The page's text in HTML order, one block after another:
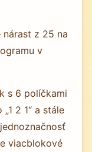
z 25 na
v
s 6 políčkami
2 1“ a stále
viacblokové